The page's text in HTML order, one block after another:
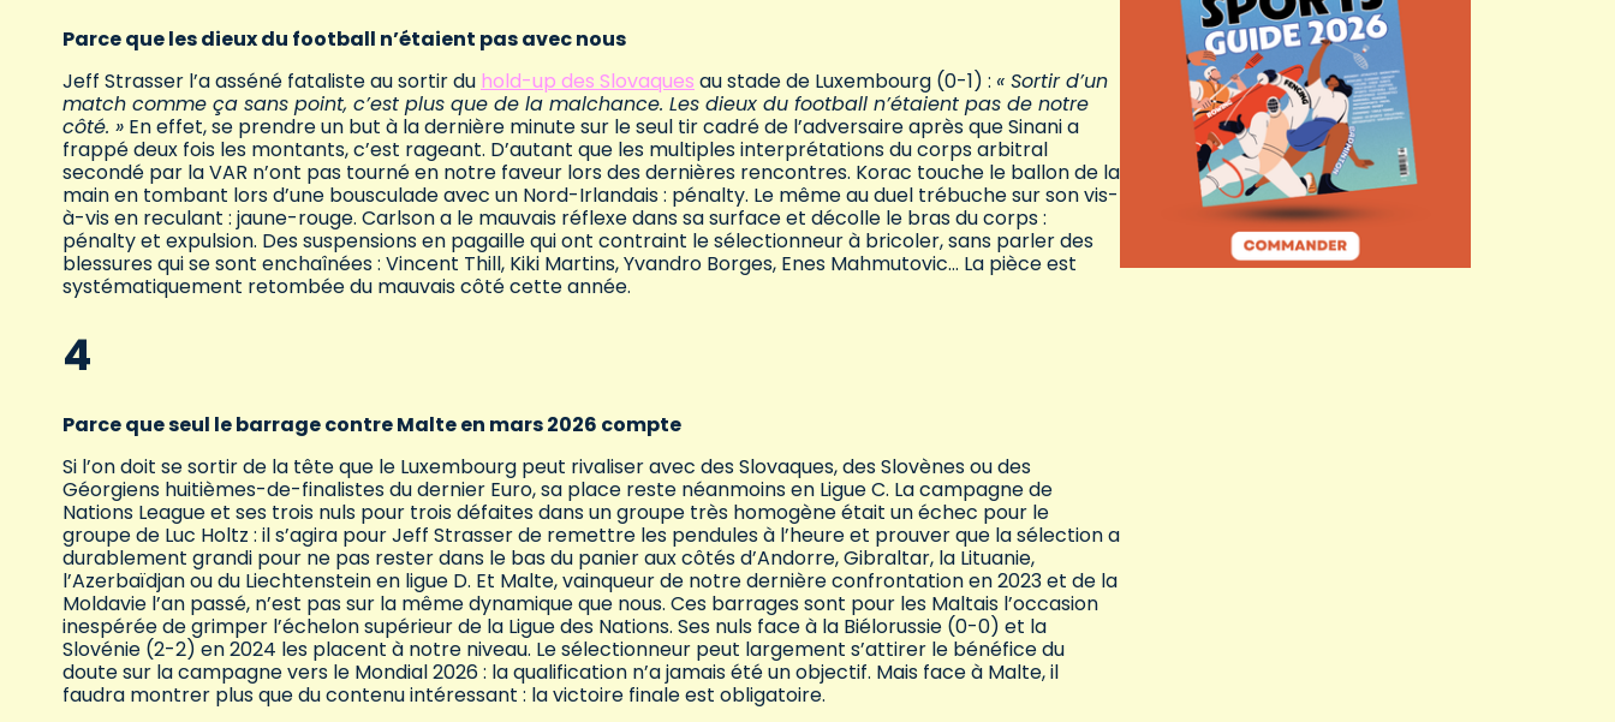
Parce que les dieux du football n’étaient pas avec nous
Jeff Strasser l’a asséné fataliste au sortir du hold-up des Slovaques au stade de Luxembourg (0-1) : « Sortir d’un
match comme ça sans point, c’est plus que de la malchance. Les dieux du football n’étaient pas de notre
côté. » En effet, se prendre un but à la dernière minute sur le seul tir cadré de l’adversaire après que Sinani a
frappé deux fois les montants, c’est rageant. D’autant que les multiples interprétations du corps arbitral
secondé par la VAR n’ont pas tourné en notre faveur lors des dernières rencontres. Korac touche le ballon de la
main en tombant lors d’une bousculade avec un Nord-Irlandais : pénalty. Le même au duel trébuche sur son vis-
à-vis en reculant : jaune-rouge. Carlson a le mauvais réflexe dans sa surface et décolle le bras du corps :
pénalty et expulsion. Des suspensions en pagaille qui ont contraint le sélectionneur à bricoler, sans parler des
blessures qui se sont enchaînées : Vincent Thill, Kiki Martins, Yvandro Borges, Enes Mahmutovic… La pièce est
systématiquement retombée du mauvais côté cette année.
4
Parce que seul le barrage contre Malte en mars 2026 compte
Si l’on doit se sortir de la tête que le Luxembourg peut rivaliser avec des Slovaques, des Slovènes ou des
Géorgiens huitièmes-de-finalistes du dernier Euro, sa place reste néanmoins en Ligue C. La campagne de
Nations League et ses trois nuls pour trois défaites dans un groupe très homogène était un échec pour le
groupe de Luc Holtz : il s’agira pour Jeff Strasser de remettre les pendules à l’heure et prouver que la sélection a
durablement grandi pour ne pas rester dans le bas du panier aux côtés d’Andorre, Gibraltar, la Lituanie,
l’Azerbaïdjan ou du Liechtenstein en ligue D. Et Malte, vainqueur de notre dernière confrontation en 2023 et de la
Moldavie l’an passé, n’est pas sur la même dynamique que nous. Ces barrages sont pour les Maltais l’occasion
inespérée de grimper l’échelon supérieur de la Ligue des Nations. Ses nuls face à la Biélorussie (0-0) et la
Slovénie (2-2) en 2024 les placent à notre niveau. Le sélectionneur peut largement s’attirer le bénéfice du
doute sur la campagne vers le Mondial 2026 : la qualification n’a jamais été un objectif. Mais face à Malte, il
faudra montrer plus que du contenu intéressant : la victoire finale est obligatoire.